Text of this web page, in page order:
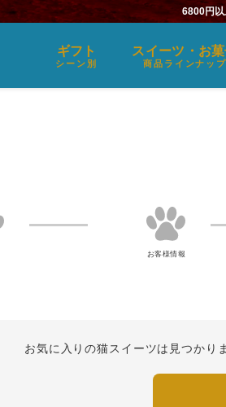
6800円以
ギフト
シーン別
スイーツ・お
商品ラインナップ
お客様情報
お気に入りの猫スイーツは見つかり